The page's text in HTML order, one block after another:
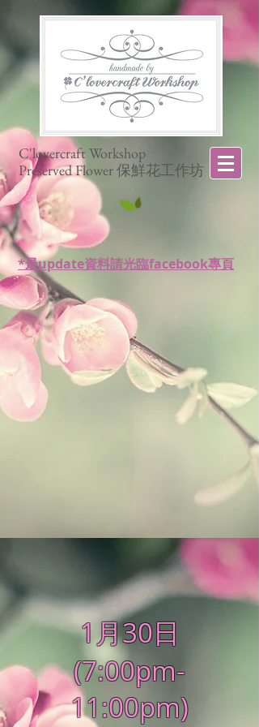
C'lovercraft Workshop
Preserved Flower 保鮮花工作坊
*最update資料請光臨facebook專頁
1月30日
(7:00pm-
11:00pm)